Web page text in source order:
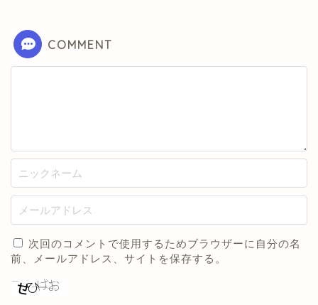
COMMENT
次回のコメントで使用するためブラウザーに自分の名
前、メールアドレス、サイトを保存する。